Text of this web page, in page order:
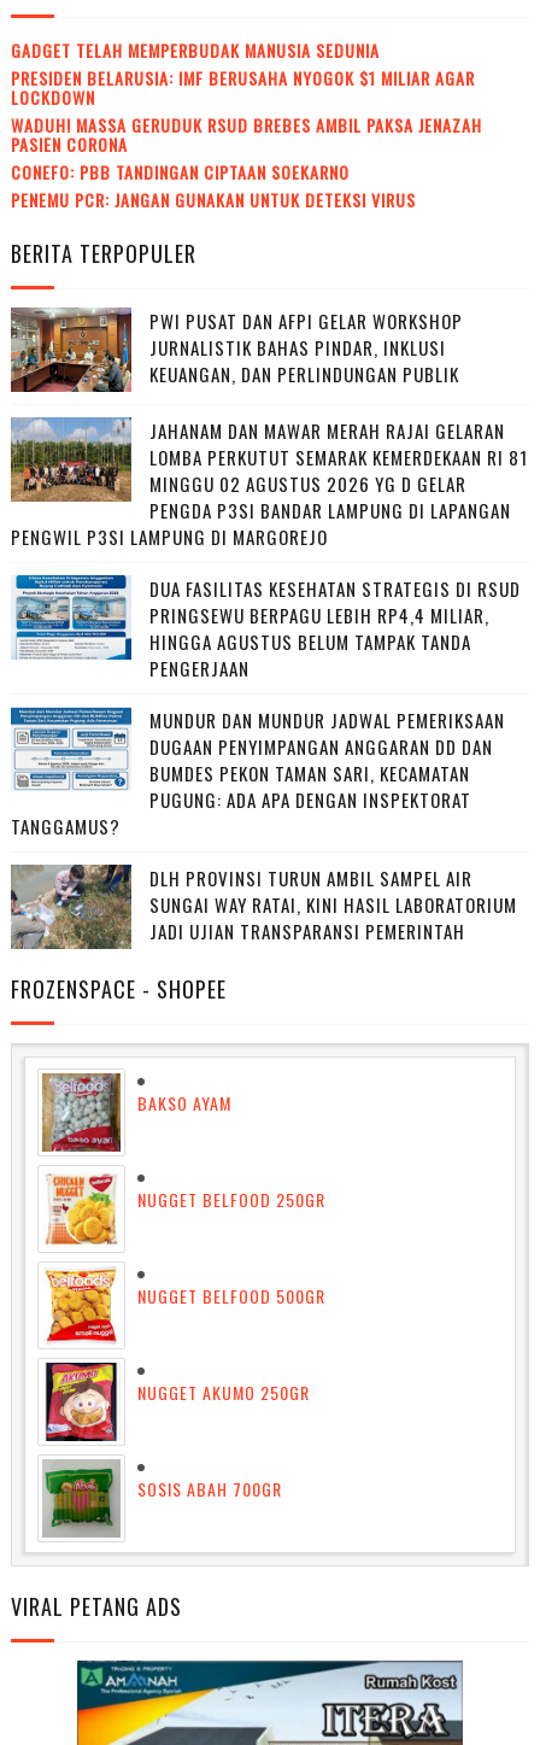
GADGET TELAH MEMPERBUDAK MANUSIA SEDUNIA
PRESIDEN BELARUSIA: IMF BERUSAHA NYOGOK $1 MILIAR AGAR
LOCKDOWN
WADUH! MASSA GERUDUK RSUD BREBES AMBIL PAKSA JENAZAH
PASIEN CORONA
CONEFO: PBB TANDINGAN CIPTAAN SOEKARNO
PENEMU PCR: JANGAN GUNAKAN UNTUK DETEKSI VIRUS
BERITA TERPOPULER
PWI PUSAT DAN AFPI GELAR WORKSHOP
JURNALISTIK BAHAS PINDAR, INKLUSI
KEUANGAN, DAN PERLINDUNGAN PUBLIK
JAHANAM DAN MAWAR MERAH RAJAI GELARAN
LOMBA PERKUTUT SEMARAK KEMERDEKAAN RI 81
MINGGU 02 AGUSTUS 2026 YG D GELAR
PENGDA P3SI BANDAR LAMPUNG DI LAPANGAN
PENGWIL P3SI LAMPUNG DI MARGOREJO
DUA FASILITAS KESEHATAN STRATEGIS DI RSUD
PRINGSEWU BERPAGU LEBIH RP4,4 MILIAR,
HINGGA AGUSTUS BELUM TAMPAK TANDA
PENGERJAAN
MUNDUR DAN MUNDUR JADWAL PEMERIKSAAN
DUGAAN PENYIMPANGAN ANGGARAN DD DAN
BUMDES PEKON TAMAN SARI, KECAMATAN
PUGUNG: ADA APA DENGAN INSPEKTORAT
TANGGAMUS?
DLH PROVINSI TURUN AMBIL SAMPEL AIR
SUNGAI WAY RATAI, KINI HASIL LABORATORIUM
JADI UJIAN TRANSPARANSI PEMERINTAH
FROZENSPACE - SHOPEE
BAKSO AYAM
NUGGET BELFOOD 250GR
NUGGET BELFOOD 500GR
NUGGET AKUMO 250GR
SOSIS ABAH 700GR
VIRAL PETANG ADS